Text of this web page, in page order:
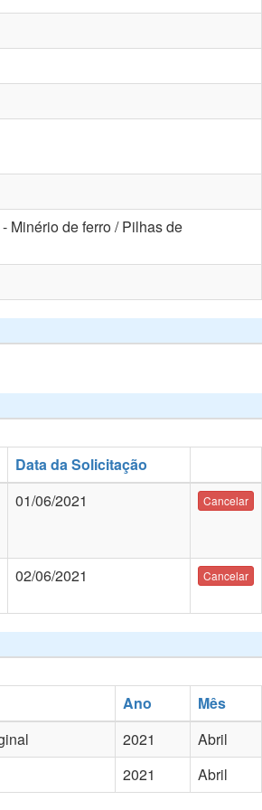
Minério de ferro / Pilhas de
Data da Solicitação
01/06/2021 Cancelar
02/06/2021 Cancelar
Ano
Mês
2021
Abril
2021 Abril